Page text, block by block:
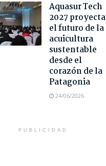
Aquasur Tech
2027 proyecta
el futuro de la
acuicultura
sustentable
desde el
corazón de la
Patagonia
24/06/2026
PUBLICIDAD